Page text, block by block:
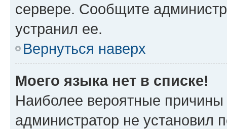
сервере. Сообщите
устранил ее.
Вернуться наверх
Моего языка нет в списке!
Наиболее вероятные причины
администратор не установил